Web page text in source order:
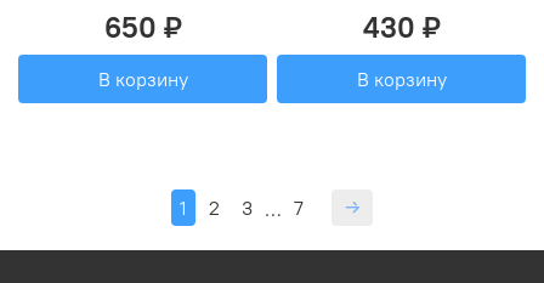
650 ₽
В корзину
430 ₽
В корзину
1 2 3 … 7